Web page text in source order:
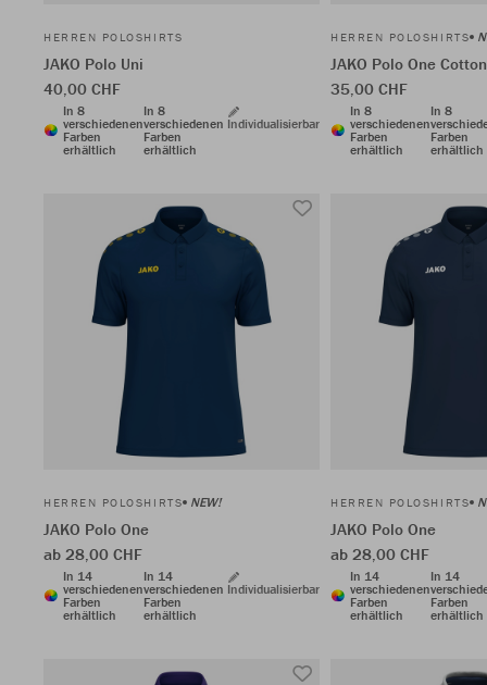
HERREN POLOSHIRTS
JAKO Polo Uni
40,00 CHF
In 8
verschiedenen
Farben
erhältlich
In 8
verschiedenen
Farben
erhältlich
Individualisierbar
HERREN POLOSHIRTS
JAKO Polo One Cotton
35,00 CHF
In 8
verschiedenen
Farben
erhältlich
In 8
Farben
erhältlich
HERREN POLOSHIRTS NEW!
JAKO Polo One
ab 28,00 CHF
In 14
verschiedenen
Farben
erhältlich
In 14
verschiedenen
Farben
erhältlich
Individualisierbar
HERREN POLOSHIRTS
JAKO Polo One
ab 28,00 CHF
In 14
verschiedenen
Farben
erhältlich
In 14
Farben
erhältlich